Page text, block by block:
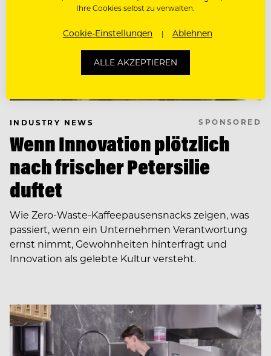
INDUSTRY NEWS SPONSORED
Wenn Innovation plötzlich
nach frischer Petersilie
duftet
Wie Zero-Waste-Kaffeepausensnacks zeigen, was
passiert, wenn ein Unternehmen Verantwortung
ernst nimmt, Gewohnheiten hinterfragt und
Innovation als gelebte Kultur versteht.
Ihre Cookies selbst zu verwalten.
Cookie-Einstellungen Ablehnen
ALLE AKZEPTIEREN